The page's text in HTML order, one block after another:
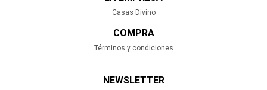
Casas Divino
COMPRA
Términos y condiciones
NEWSLETTER